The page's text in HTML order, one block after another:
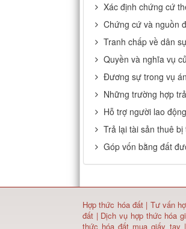
Xác định chứng cứ
Chứng cứ và nguồn
Tranh chấp về dân
Quyền và nghĩa vụ
Đương sự trong vụ
Những trường hợp
Hỗ trợ người lao
Trả lại tài sản thuê
Góp vốn bằng đất
Hợp thức hóa đất| Tư vấn
đất | Dịch vụ hợp thức hóa
thức hóa đất mua giấy tay |